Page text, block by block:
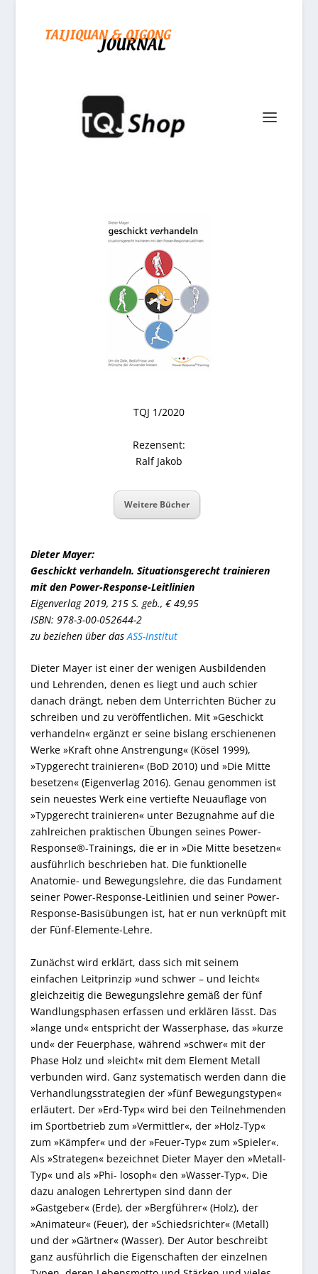
TQJ 1/2020
Rezensent:
Ralf Jakob
Weitere Bücher
Dieter Mayer:
Geschickt verhandeln. Situationsgerecht trainieren
mit den Power-Response-Leitlinien
Eigenverlag 2019, 215 S. geb., € 49,95
ISBN: 978-3-00-052644-2
zu beziehen über das ASS-Institut
Dieter Mayer ist einer der wenigen Ausbildenden
und Lehrenden, denen es liegt und auch schier
danach drängt, neben dem Unterrichten Bücher zu
schreiben und zu veröffentlichen. Mit »Geschickt
verhandeln« ergänzt er seine bislang erschienenen
Werke »Kraft ohne Anstrengung« (Kösel 1999),
»Typgerecht trainieren« (BoD 2010) und »Die Mitte
besetzen« (Eigenverlag 2016). Genau genommen ist
sein neuestes Werk eine vertiefte Neuauflage von
»Typgerecht trainieren« unter Bezugnahme auf die
zahlreichen praktischen Übungen seines Power-
Response®-Trainings, die er in »Die Mitte besetzen«
ausführlich beschrieben hat. Die funktionelle
Anatomie- und Bewegungslehre, die das Fundament
seiner Power-Response-Leitlinien und seiner Power-
Response-Basisübungen ist, hat er nun verknüpft mit
der Fünf-Elemente-Lehre.
Zunächst wird erklärt, dass sich mit seinem
einfachen Leitprinzip »und schwer – und leicht«
gleichzeitig die Bewegungslehre gemäß der fünf
Wandlungsphasen erfassen und erklären lässt. Das
»lange und« entspricht der Wasserphase, das »kurze
und« der Feuerphase, während »schwer« mit der
Phase Holz und »leicht« mit dem Element Metall
verbunden wird. Ganz systematisch werden dann die
Verhandlungsstrategien der »fünf Bewegungstypen«
erläutert. Der »Erd-Typ« wird bei den Teilnehmenden
im Sportbetrieb zum »Vermittler«, der »Holz-Typ«
zum »Kämpfer« und der »Feuer-Typ« zum »Spieler«.
Als »Strategen« bezeichnet Dieter Mayer den »Metall-
Typ« und als »Phi- losoph« den »Wasser-Typ«. Die
dazu analogen Lehrertypen sind dann der
»Gastgeber« (Erde), der »Bergführer« (Holz), der
»Animateur« (Feuer), der »Schiedsrichter« (Metall)
und der »Gärtner« (Wasser). Der Autor beschreibt
ganz ausführlich die Eigenschaften der einzelnen